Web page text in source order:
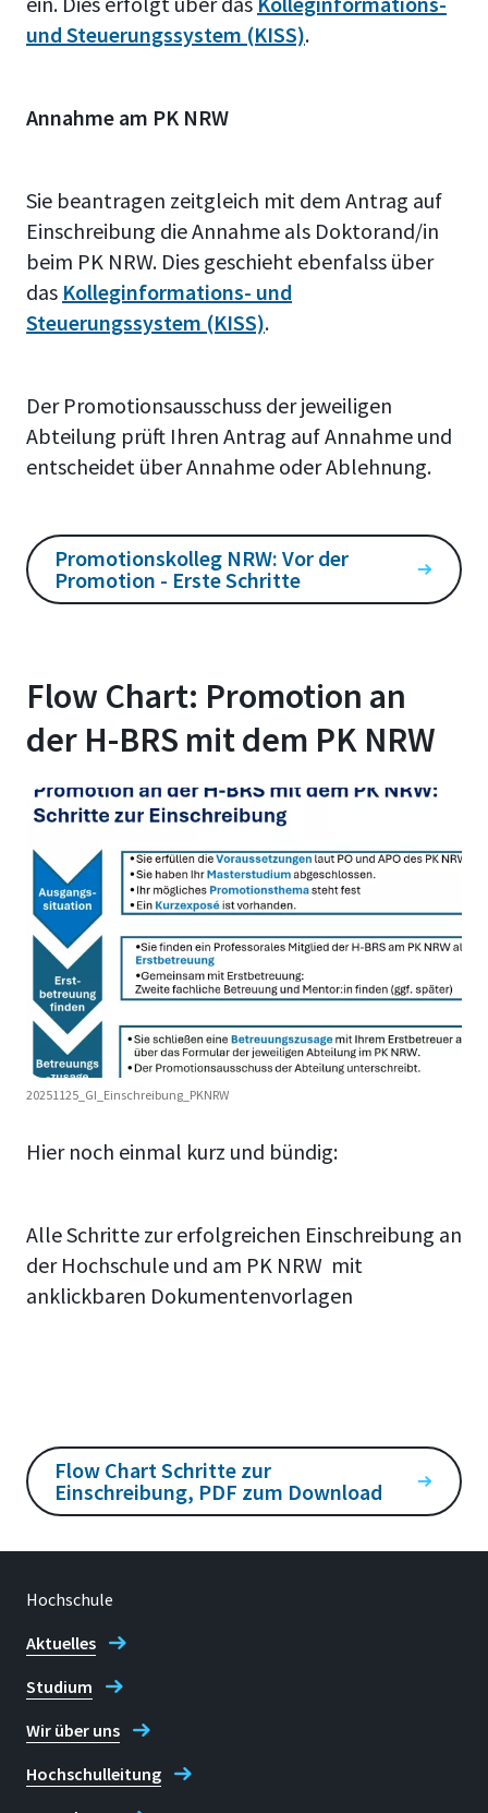
und Steuerungssystem (KISS).
Annahme am PK NRW
Sie beantragen zeitgleich mit dem Antrag auf
Einschreibung die Annahme als Doktorand/in
beim PK NRW. Dies geschieht ebenfalss über
das Kolleginformations- und
Steuerungssystem (KISS).
Der Promotionsausschuss der jeweiligen
Abteilung prüft Ihren Antrag auf Annahme und
entscheidet über Annahme oder Ablehnung.
Promotionskolleg NRW: Vor der
Promotion - Erste Schritte
Flow Chart: Promotion an
der H-BRS mit dem PK NRW
20251125_GI_Einschreibung_PKNRW
Hier noch einmal kurz und bündig:
Alle Schritte zur erfolgreichen Einschreibung an
der Hochschule und am PK NRW mit
anklickbaren Dokumentenvorlagen
Flow Chart Schritte zur
Einschreibung, PDF zum Download
Hochschule
Aktuelles
Studium
Wir über uns
Hochschulleitung